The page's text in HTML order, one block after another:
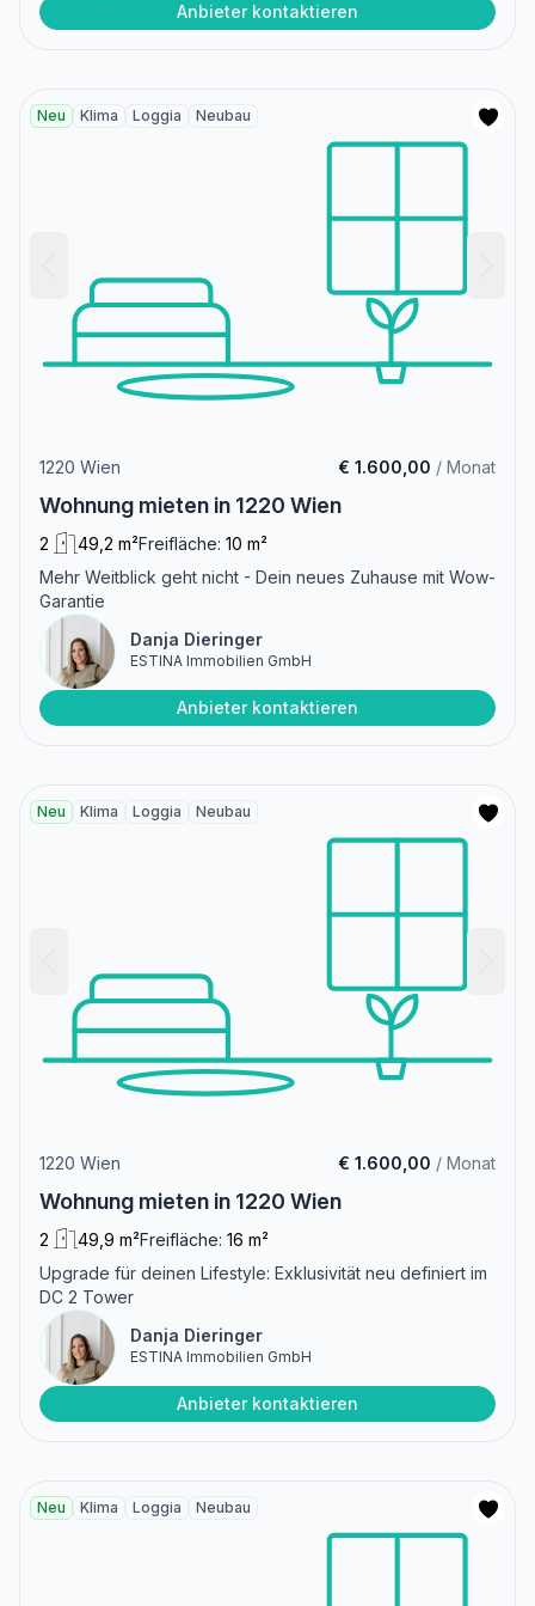
Anbieter kontaktieren
Neu Klima Loggia Neubau
1220 Wien € 1.600,00 / Monat
Wohnung mieten in 1220 Wien
2 49,2 m²Freifläche: 10 m²
Mehr Weitblick geht nicht - Dein neues Zuhause mit Wow-
Garantie
Danja Dieringer
ESTINA Immobilien GmbH
Anbieter kontaktieren
Neu Klima Loggia Neubau
1220 Wien € 1.600,00 / Monat
Wohnung mieten in 1220 Wien
2 49,9 m²Freifläche: 16 m²
Upgrade für deinen Lifestyle: Exklusivität neu definiert im
DC 2 Tower
Danja Dieringer
ESTINA Immobilien GmbH
Anbieter kontaktieren
Neu Klima Loggia Neubau